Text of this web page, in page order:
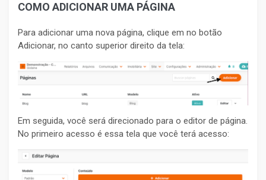
COMO ADICIONAR UMA PÁGINA
Para adicionar uma nova página, clique em no botão
Adicionar, no canto superior direito da tela:
Em seguida, você será direcionado para o editor de página.
No primeiro acesso é essa tela que você terá acesso: